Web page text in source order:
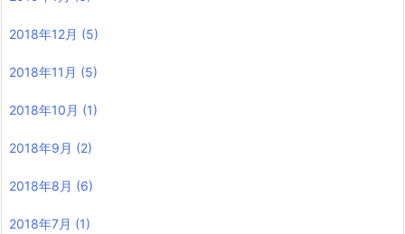
2018年12月 (5)
2018年11月 (5)
2018年10月 (1)
2018年9月 (2)
2018年8月 (6)
2018年7月 (1)